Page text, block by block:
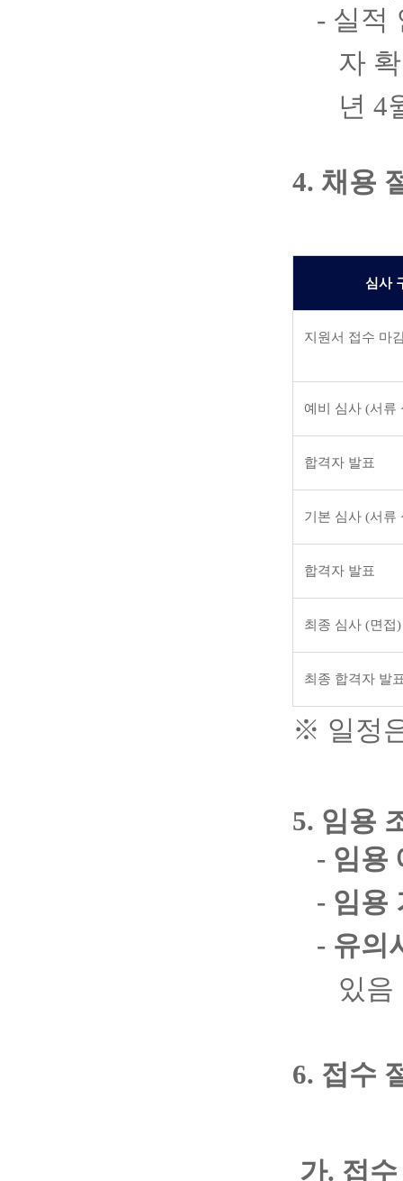
- 실적
자
년 4
4. 채용
심사
지원서 접수 마
예비 심사 (서류
합격자 발표
기본 심사 (서류
합격자 발표
최종 심사 (면접)
최종 합격자 발
※ 일정
5. 임용
- 임용
- 임용
- 유의
있음
6. 접수
가. 접